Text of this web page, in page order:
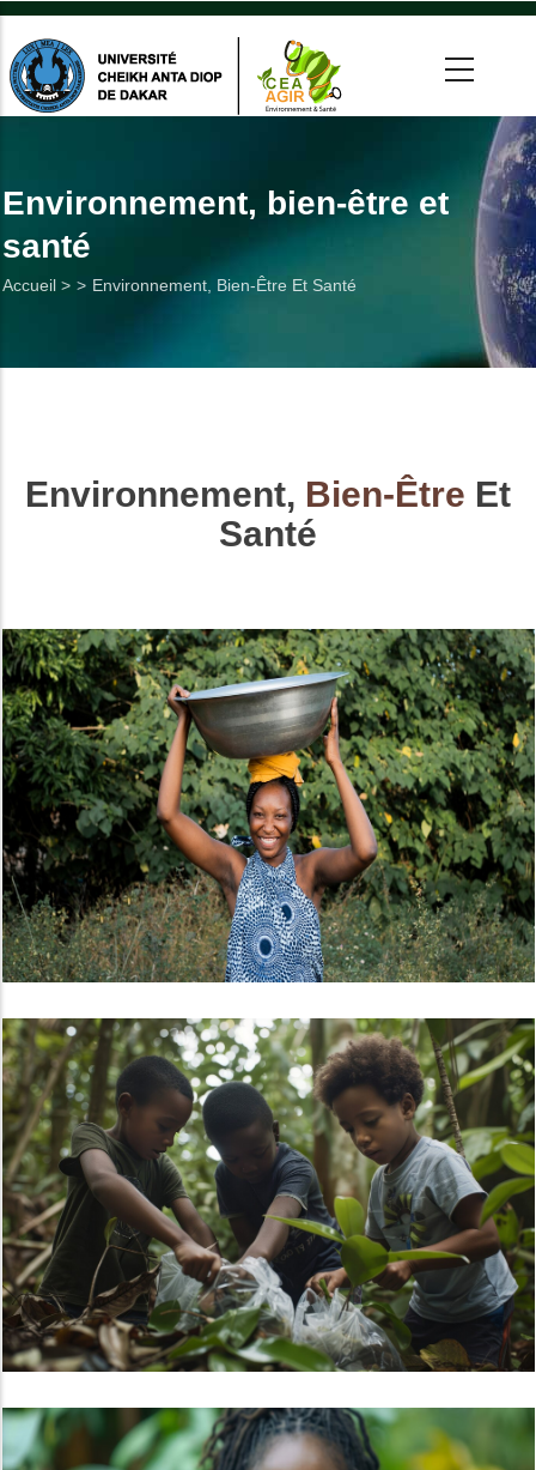
Aller
contenu
principal
Environnement, bien-être et
santé
Fil
Accueil > Environnement, Bien-Être Et Santé
Environnement, Bien-Être Et
Santé